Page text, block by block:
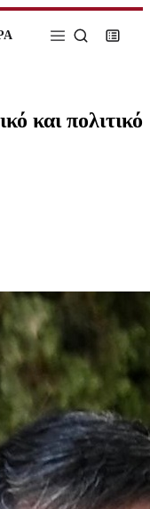
και πολιτικό